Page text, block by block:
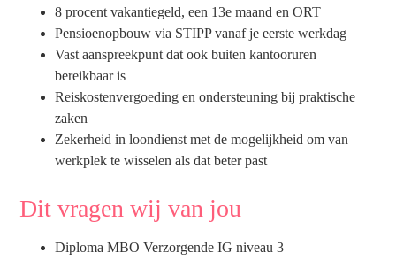
8 procent vakantiegeld, een 13e maand en ORT
Pensioenopbouw via STIPP vanaf je eerste werkdag
Vast aanspreekpunt dat ook buiten kantooruren
bereikbaar is
Reiskostenvergoeding en ondersteuning bij praktische
zaken
Zekerheid in loondienst met de mogelijkheid om van
werkplek te wisselen als dat beter past
Dit vragen wij van jou
Diploma MBO Verzorgende IG niveau 3